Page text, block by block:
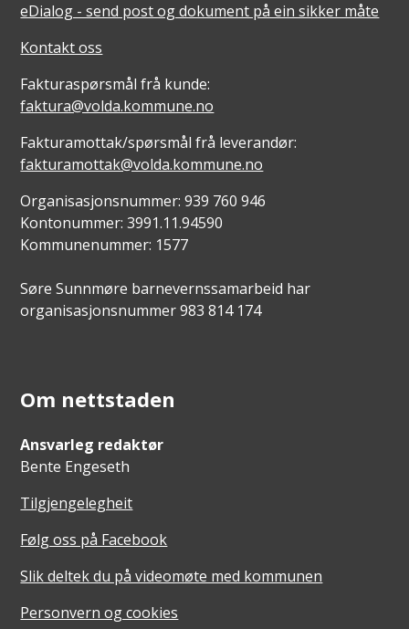
eDialog - send post og dokument på ein sikker måte
Kontakt oss
Fakturaspørsmål frå kunde:
faktura@volda.kommune.no
Fakturamottak/spørsmål frå leverandør:
fakturamottak@volda.kommune.no
Organisasjonsnummer: 939 760 946
Kontonummer: 3991.11.94590
Kommunenummer: 1577
Søre Sunnmøre barnevernssamarbeid har
organisasjonsnummer 983 814 174
Om nettstaden
Ansvarleg redaktør
Bente Engeseth
Tilgjengelegheit
Følg oss på Facebook
Slik deltek du på videomøte med kommunen
Personvern og cookies